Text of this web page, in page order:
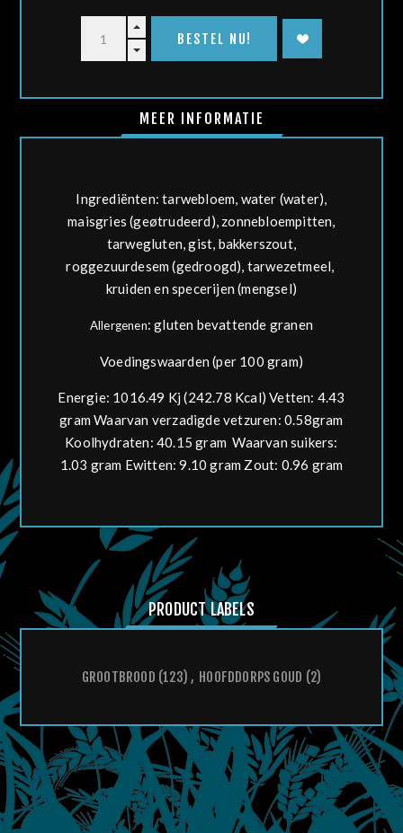
MEER INFORMATIE
Ingrediënten:tarwebloem, water (water),
maisgries (geøtrudeerd), zonnebloempitten,
tarwegluten, gist, bakkerszout,
roggezuurdesem (gedroogd), tarwezetmeel,
kruiden en specerijen (mengsel)
Allergenen:gluten bevattende granen
Voedingswaarden (per 100 gram)
Energie: 1016.49 Kj (242.78 Kcal) Vetten: 4.43
gram Waarvan verzadigde vetzuren: 0.58gram
Koolhydraten: 40.15 gram Waarvan suikers:
1.03 gram Ewitten: 9.10 gram Zout: 0.96 gram
PRODUCT LABELS
GROOTBROOD (123) , HOOFDDORPS GOUD (2)